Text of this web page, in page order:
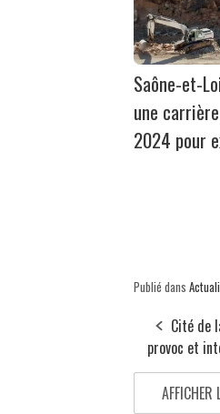
Saône-et-
une
2024 pour
Publié dans
Cité de
provoc et
AFFICHER